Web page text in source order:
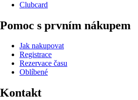
Clubcard
Pomoc s prvním nákupem
Jak nakupovat
Registrace
Rezervace času
Oblíbené
Kontakt